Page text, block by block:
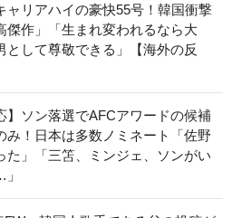
ャリアハイの豪快55号！韓国衝撃
傑作」「生まれ変われるなら大
として尊敬できる」【海外の反
】ソン落選でAFCアワードの候補
み！日本は多数ノミネート「佐野
た」「三笘、ミンジェ、ソンがい